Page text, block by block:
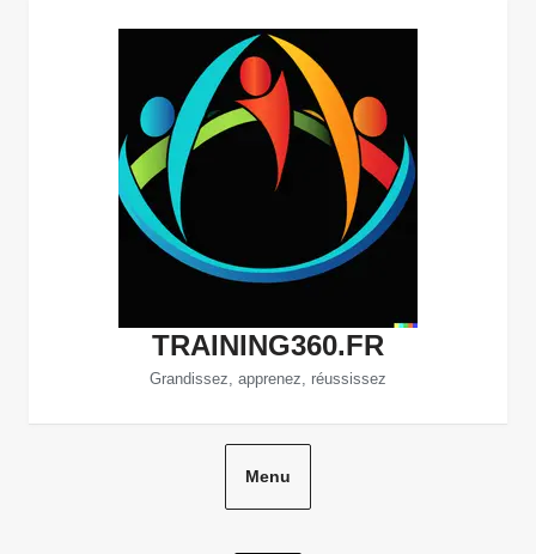
TRAINING360.FR
Grandissez, apprenez, réussissez
Menu